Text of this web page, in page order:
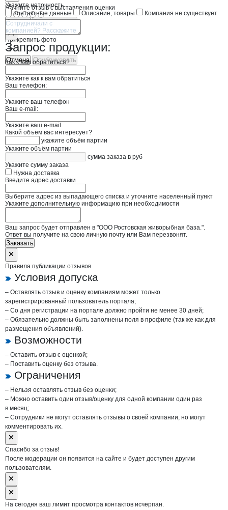
Начните отзыв с выставления оценки
Прикрепить фото
Отмена Опубликовать
Укажите неточность
Контактные данные
Описание, товары Компания не существует
Отмена Опубликовать
Запрос продукции:
Как к вам обратиться?
Укажите как к вам обратиться
Ваш телефон:
Укажите ваш телефон
Ваш e-mail:
Укажите ваш e-mail
Какой объём вас интересует?
укажите объём партии
Укажите объём партии
сумма заказа в руб
Укажите сумму заказа
Нужна доставка
Введите адрес доставки
Выберите адрес из выпадающего списка и уточните населенный пункт
Укажите дополнительную информацию при необходимости
Ваш запрос будет отправлен в "ООО Ростовская живорыбная база.".
Ответ вы получите на свою личную почту или Вам перезвонят.
Заказать
Правила публикации отзывов
Условия допуска
– Оставлять отзыв и оценку компаниям может только
зарегистрированный пользователь портала;
– Со дня регистрации на портале должно пройти не менее 30 дней;
– Обязательно должны быть заполнены поля в профиле (так же как для
размещения объявлений).
Возможности
– Оставить отзыв с оценкой;
– Поставить оценку без отзыва.
Ограничения
– Нельзя оставлять отзыв без оценки;
– Можно оставить один отзыв/оценку для одной компании один раз
в месяц;
– Сотрудники не могут оставлять отзывы о своей компании, но могут
комментировать их.
Спасибо за отзыв!
После модерации он появится на сайте и будет доступен другим
пользователям.
На сегодня ваш лимит просмотра контактов исчерпан.